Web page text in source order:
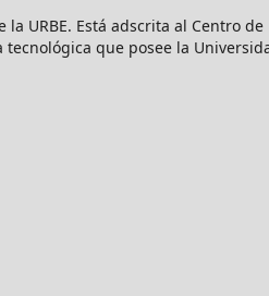
URBE. Está adscrita al Centro de
que posee la